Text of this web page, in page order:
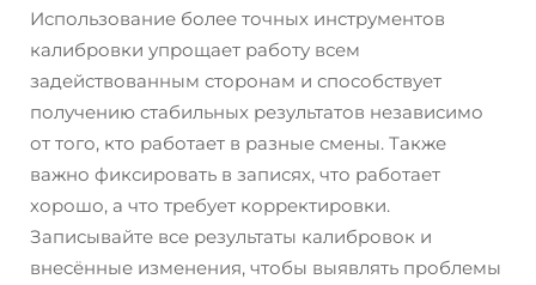
Использование более точных инструментов
калибровки упрощает работу всем
задействованным сторонам и способствует
получению стабильных результатов независимо
от того, кто работает в разные смены. Также
важно фиксировать в записях, что работает
хорошо, а что требует корректировки.
Записывайте все результаты калибровок и
внесённые изменения, чтобы выявлять проблемы